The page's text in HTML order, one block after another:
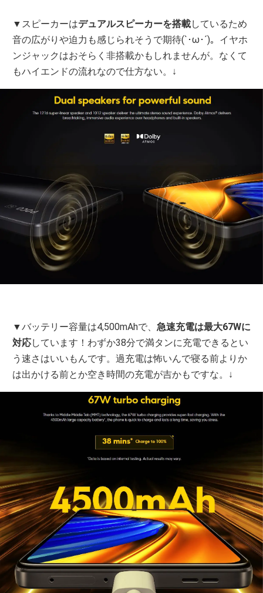
▼スピーカーはデュアルスピーカーを搭載しているため
音の広がりや迫力も感じられそうで期待(`･ω･´)。イヤホ
ンジャックはおそらく非搭載かもしれませんが。なくて
もハイエンドの流れなので仕方ない。↓
▼バッテリー容量は4,500mAhで、急速充電は最大67Wに
対応しています！わずか38分で満タンに充電できるとい
う速さはいいもんです。過充電は怖いんで寝る前よりか
は出かける前とか空き時間の充電が吉かもですな。↓